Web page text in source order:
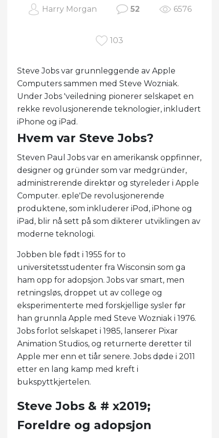
Harry Morgan 52 6576
103
Steve Jobs var grunnleggende av Apple
Computers sammen med Steve Wozniak.
Under Jobs 'veiledning pionerer selskapet en
rekke revolusjonerende teknologier, inkludert
iPhone og iPad.
Hvem var Steve Jobs?
Steven Paul Jobs var en amerikansk oppfinner,
designer og gründer som var medgründer,
administrerende direktør og styreleder i Apple
Computer. eple'De revolusjonerende
produktene, som inkluderer iPod, iPhone og
iPad, blir nå sett på som dikterer utviklingen av
moderne teknologi.
Jobben ble født i 1955 for to
universitetsstudenter fra Wisconsin som ga
ham opp for adopsjon. Jobs var smart, men
retningsløs, droppet ut av college og
eksperimenterte med forskjellige sysler før
han grunnla Apple med Steve Wozniak i 1976.
Jobs forlot selskapet i 1985, lanserer Pixar
Animation Studios, og returnerte deretter til
Apple mer enn et tiår senere. Jobs døde i 2011
etter en lang kamp med kreft i
bukspyttkjertelen.
Steve Jobs & # x2019;
Foreldre og adopsjon